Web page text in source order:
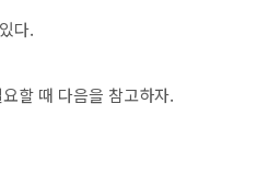
다.
할 때 다음을 참고하자.